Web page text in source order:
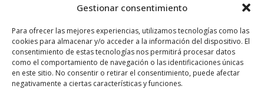
Gestionar consentimiento
Para ofrecer las mejores experiencias, utilizamos tecnologías como las
cookies para almacenar y/o acceder a la información del dispositivo. El
consentimiento de estas tecnologías nos permitirá procesar datos
como el comportamiento de navegación o las identificaciones únicas
en este sitio. No consentir o retirar el consentimiento, puede afectar
negativamente a ciertas características y funciones.